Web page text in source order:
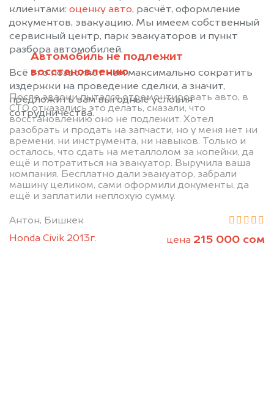
Автомобиль не подлежит
восстановлению
После аварии пытался отремонтировать авто, в
СТО отказались это делать, сказали, что
восстановлению оно не подлежит. Хотел
разобрать и продать на запчасти, но у меня нет ни
времени, ни инструмента, ни навыков. Только и
осталось, что сдать на металлолом за копейки, да
ещё и потратиться на эвакуатор. Выручила ваша
компания. Бесплатно дали эвакуатор, забрали
машину целиком, сами оформили документы, да
ещё и заплатили неплохую сумму.
Антон, Бишкек
Honda Civik 2013г.
цена 215 000 сом
клиентами: оценку авто, расчёт, оформление
документов, эвакуацию. Мы имеем собственный
сервисный центр, парк эвакуаторов и пункт
разбора автомобилей.
Всё это позволяет нам максимально сократить
издержки на проведение сделки, а значит,
предложить вам выгодные условия
сотрудничества.
Позвоните нам: +996
(505) 01-88-11